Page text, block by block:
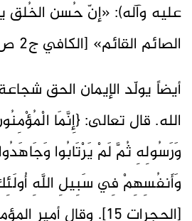
عليه وآله): «إنّ حُسن الخُلق
الصائم القائم» [الكافي ج2 ص103].
أيضاً يولّد الإيمان الحق
الله. قال تعالى: {إِنَّمَا
وَرَسُولِهِ ثُمَّ لَمْ يَرْتَابُوا
وَأَنفُسِهِمْ فِي سَبِيلِ اللَّهِ
[الحجرات 15]. وقال